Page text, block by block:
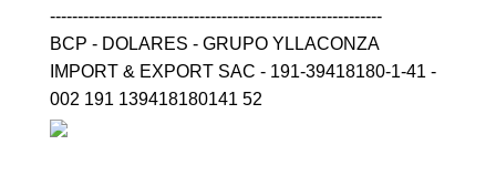
------------------------------------------------------------
BCP - DOLARES - GRUPO YLLACONZA
IMPORT & EXPORT SAC - 191-39418180-1-41 -
002 191 139418180141 52